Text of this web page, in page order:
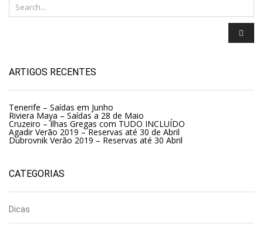
ARTIGOS RECENTES
Tenerife – Saídas em Junho
Riviera Maya – Saídas a 28 de Maio
Cruzeiro – Ilhas Gregas com TUDO INCLUÍDO
Agadir Verão 2019 – Reservas até 30 de Abril
Dubrovnik Verão 2019 – Reservas até 30 Abril
CATEGORIAS
Dicas